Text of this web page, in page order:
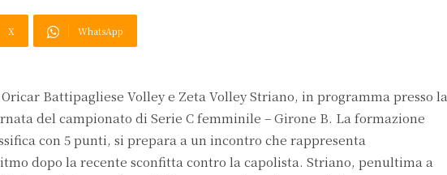
X WhatsApp
Battipagliese Volley e Zeta Volley Striano, in programma presso la
del campionato di Serie C femminile – Girone B. La formazione
con 5 punti, si prepara a un incontro che rappresenta
dopo la recente sconfitta contro la capolista. Striano, penultima a